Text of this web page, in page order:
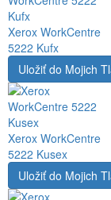
Xerox WorkCentre
5222 Kufx
Uložiť do Mojich
Xerox WorkCentre
5222 Kusex
Uložiť do Mojich